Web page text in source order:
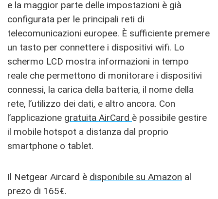
e la maggior parte delle impostazioni è già
configurata per le principali reti di
telecomunicazioni europee. È sufficiente premere
un tasto per connettere i dispositivi wifi. Lo
schermo LCD mostra informazioni in tempo
reale che permettono di monitorare i dispositivi
connessi, la carica della batteria, il nome della
rete, l’utilizzo dei dati, e altro ancora. Con
l’applicazione gratuita AirCard è possibile gestire
il mobile hotspot a distanza dal proprio
smartphone o tablet.
Il Netgear Aircard è disponibile su Amazon al
prezo di 165€.